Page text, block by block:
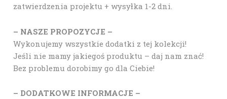
zatwierdzenia projektu + wysyłka 1-2 dni.
– NASZE PROPOZYCJE –
Wykonujemy wszystkie dodatki z tej kolekcji!
Jeśli nie mamy jakiegoś produktu – daj nam znać!
Bez problemu dorobimy go dla Ciebie!
– DODATKOWE INFORMACJE –